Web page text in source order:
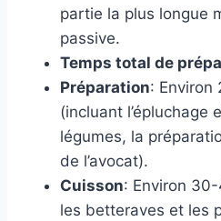
partie la plus longue
passive.
Temps total de
Préparation: Environ
(incluant l’épluchage
légumes, la
de l’avocat).
Cuisson: Environ
les betteraves et les